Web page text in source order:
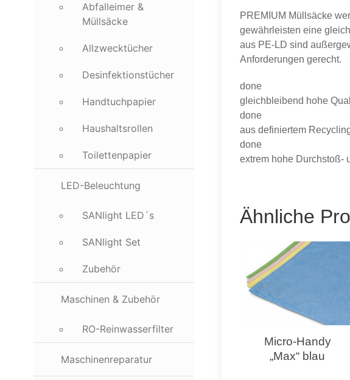
Abfalleimer &
Müllsäcke
Allzwecktücher
Desinfektionstücher
Handtuchpapier
Haushaltsrollen
Toilettenpapier
LED-Beleuchtung
SANlight LED´s
SANlight Set
Zubehör
Maschinen & Zubehör
RO-Reinwasserfilter
Maschinenreparatur
PREMIUM Müllsäcke
gewährleisten eine
aus PE-LD sind
Anforderungen gerecht.
done
gleichbleibend hohe
done
aus definiertem
done
extrem hohe Durchstoß-
Ähnliche
Micro-Handy
„Max“ blau